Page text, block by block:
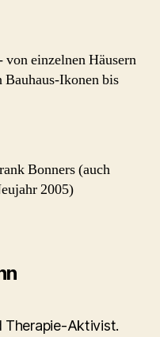
einzelnen Häusern
Bauhaus-Ikonen bis
Bonners (auch
2005)
Aktivist.